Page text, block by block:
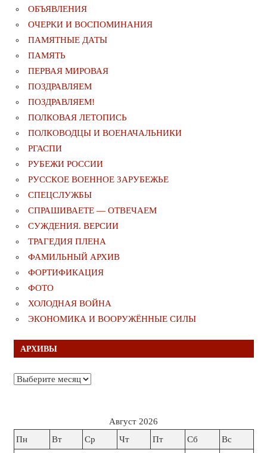
ОБЪЯВЛЕНИЯ
ОЧЕРКИ И ВОСПОМИНАНИЯ
ПАМЯТНЫЕ ДАТЫ
ПАМЯТЬ
ПЕРВАЯ МИРОВАЯ
ПОЗДРАВЛЯЕМ
ПОЗДРАВЛЯЕМ!
ПОЛКОВАЯ ЛЕТОПИСЬ
ПОЛКОВОДЦЫ И ВОЕНАЧАЛЬНИКИ
РГАСПИ
РУБЕЖИ РОССИИ
РУССКОЕ ВОЕННОЕ ЗАРУБЕЖЬЕ
СПЕЦСЛУЖБЫ
СПРАШИВАЕТЕ — ОТВЕЧАЕМ
СУЖДЕНИЯ. ВЕРСИИ
ТРАГЕДИЯ ПЛЕНА
ФАМИЛЬНЫЙ АРХИВ
ФОРТИФИКАЦИЯ
ФОТО
ХОЛОДНАЯ ВОЙНА
ЭКОНОМИКА И ВООРУЖЁННЫЕ СИЛЫ
АРХИВЫ
Архивы
Август 2026
Пн
Вт Ср Чт Пт Сб Вс